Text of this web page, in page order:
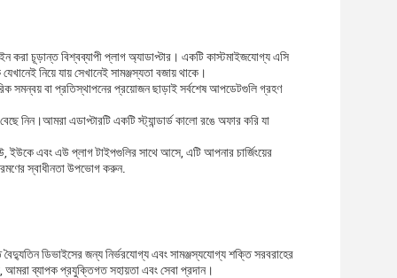
করা চূড়ান্ত বিশ্বব্যাপী প্লাগ অ্যাডাপ্টার। একটি কাস্টমাইজযোগ্য এসি
নিয়ে যায় সেখানেই সামঞ্জস্যতা বজায় থাকে।
সমন্বয় বা প্রতিস্থাপনের প্রয়োজন ছাড়াই সর্বশেষ আপডেটগুলি গ্রহণ
নিন।আমরা এডাপ্টারটি একটি স্ট্যান্ডার্ড কালো রঙে অফার করি যা
ইউকে এবং এউ প্লাগ টাইপগুলির সাথে আসে, এটি আপনার চার্জিংয়ের
স্বাধীনতা উপভোগ করুন.
ডিভাইসের জন্য নির্ভরযোগ্য এবং সামঞ্জস্যযোগ্য শক্তি সরবরাহের
আমরা ব্যাপক প্রযুক্তিগত সহায়তা এবং সেবা প্রদান।